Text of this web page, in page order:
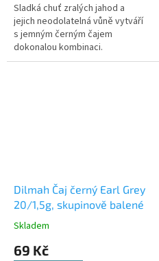
Sladká chuť zralých jahod a
jejich neodolatelná vůně vytváří
s jemným černým čajem
dokonalou kombinaci.
Dilmah Čaj černý Earl Grey
20/1,5g, skupinově balené
Skladem
69 Kč